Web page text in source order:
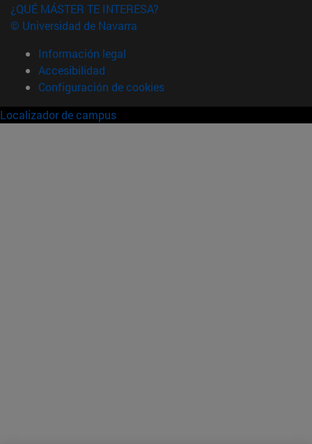
¿QUÉ MÁSTER TE INTERESA?
© Universidad de Navarra
Información legal
Accesibilidad
Configuración de cookies
Localizador de campus